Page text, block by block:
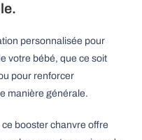
personnalisée pour
votre bébé, que ce soit
pour renforcer
manière générale.
booster chanvre offre